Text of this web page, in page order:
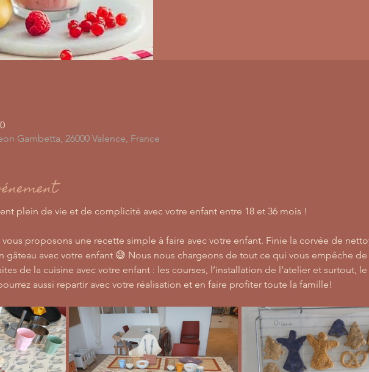
Gambetta, 26000 Valence, France
plein de vie et de complicité avec votre enfant entre 18 et 36 mois !
proposons une recette simple à faire avec votre enfant. Finie la corvée de
gâteau avec votre enfant 😅 Nous nous chargeons de tout ce qui vous empêche
de la cuisine avec votre enfant : les courses, l’installation de l’atelier et surtout,
aussi repartir avec votre réalisation et en faire profiter toute la famille!